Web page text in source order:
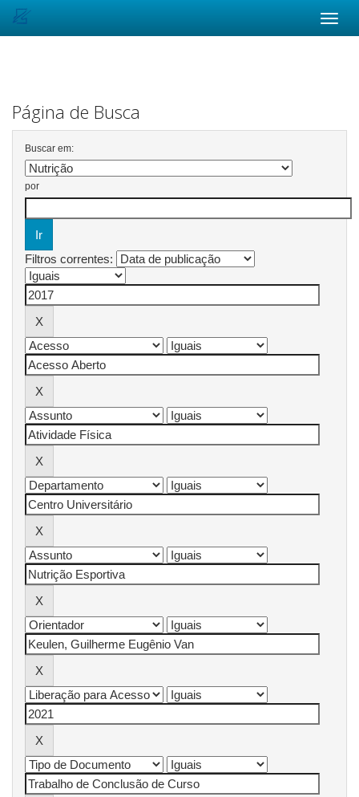
Página de Busca
Buscar em:
por
Filtros correntes: